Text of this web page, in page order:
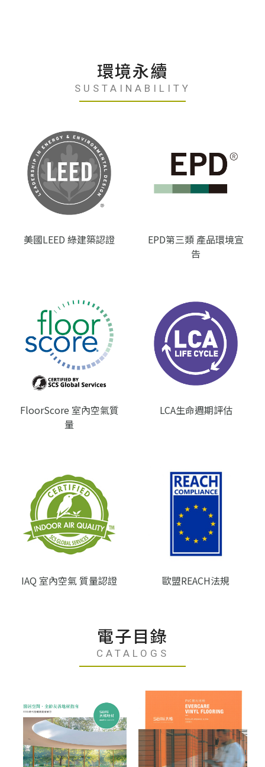
環境永續
SUSTAINABILITY
美國LEED 綠建築認證
EPD第三類 產品環境宣
告
FloorScore 室內空氣質
量
LCA生命週期評估
IAQ 室內空氣 質量認證 歐盟REACH法規
電子目錄
CATALOGS